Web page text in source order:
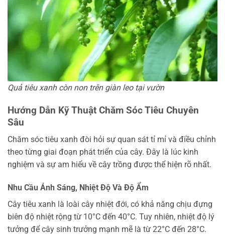
Quả tiêu xanh còn non trên giàn leo tại vườn
Hướng Dẫn Kỹ Thuật Chăm Sóc Tiêu Chuyên
Sâu
Chăm sóc tiêu xanh đòi hỏi sự quan sát tỉ mỉ và điều chỉnh
theo từng giai đoạn phát triển của cây. Đây là lúc kinh
nghiệm và sự am hiểu về cây trồng được thể hiện rõ nhất.
Nhu Cầu Ánh Sáng, Nhiệt Độ Và Độ Ẩm
Cây tiêu xanh là loài cây nhiệt đới, có khả năng chịu đựng
biên độ nhiệt rộng từ 10°C đến 40°C. Tuy nhiên, nhiệt độ lý
tưởng để cây sinh trưởng mạnh mẽ là từ 22°C đến 28°C.